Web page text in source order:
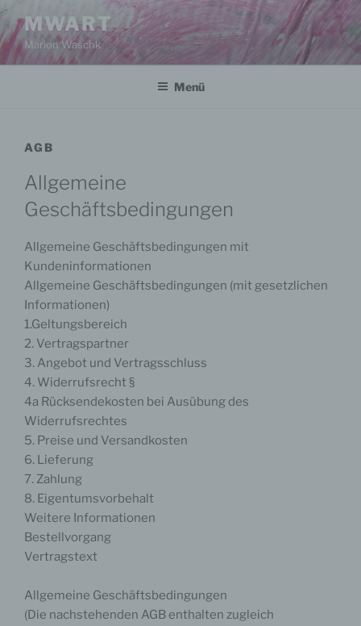
Zum
Inhalt
springen
MWART
Marion Waschk
Menü
AGB
Allgemeine
Geschäftsbedingungen
Allgemeine Geschäftsbedingungen mit
Kundeninformationen
Allgemeine Geschäftsbedingungen (mit gesetzlichen
Informationen)
1.Geltungsbereich
2. Vertragspartner
3. Angebot und Vertragsschluss
4. Widerrufsrecht §
4a Rücksendekosten bei Ausübung des
Widerrufsrechtes
5. Preise und Versandkosten
6. Lieferung
7. Zahlung
8. Eigentumsvorbehalt
Weitere Informationen
Bestellvorgang
Vertragstext
Allgemeine Geschäftsbedingungen
(Die nachstehenden AGB enthalten zugleich